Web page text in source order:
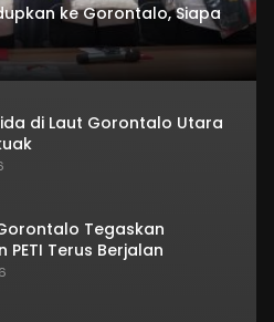
ke Gorontalo, Siapa
di Laut Gorontalo Utara
Tegaskan
PETI Terus Berjalan